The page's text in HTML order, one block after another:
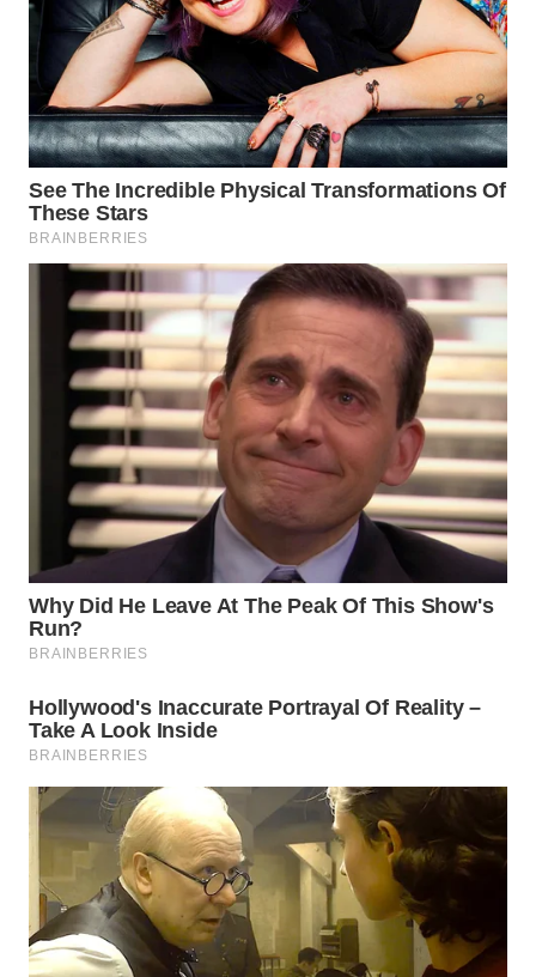
WN
KUNINGAN
WN
MAJALENGKA
WN
SUBANG
WN
SUKABUMI
WN
PURWAKARTA
WN
PRIANGAN
TIMUR
WN
SEMARANG
SOLO
WN
BOROBUDUR
WN
MADURA
WN
SURABAYA